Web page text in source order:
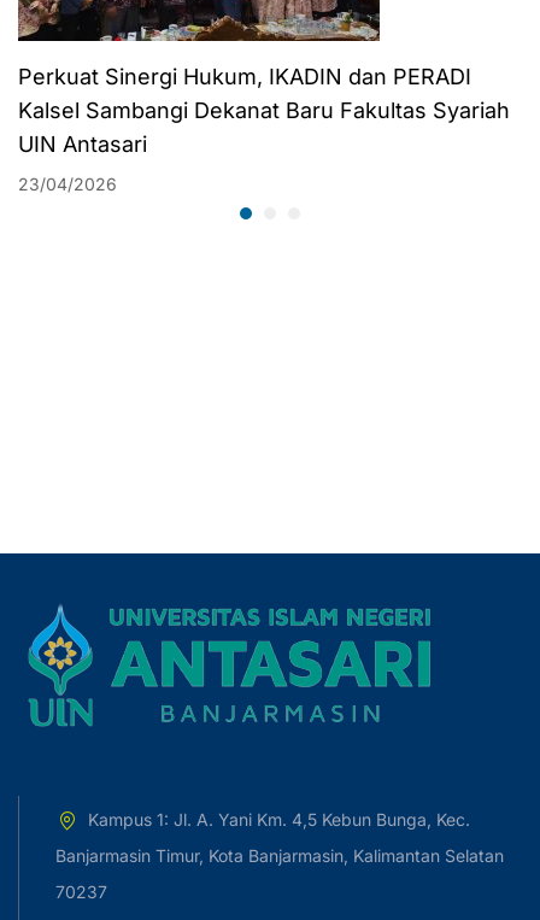
Perkuat Sinergi Hukum, IKADIN dan PERADI
Kalsel Sambangi Dekanat Baru Fakultas Syariah
UIN Antasari
23/04/2026
Kampus 1: Jl. A. Yani Km. 4,5 Kebun Bunga, Kec.
Banjarmasin Timur, Kota Banjarmasin, Kalimantan Selatan
70237